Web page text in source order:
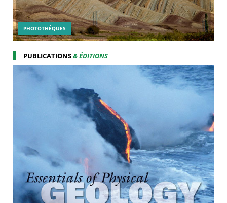
PHOTOTHÉQUES
PUBLICATIONS& ÉDITIONS